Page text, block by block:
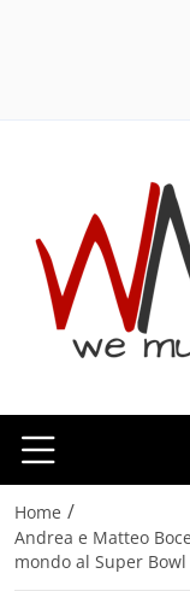
Home /
Andrea e Matteo
mondo al Super